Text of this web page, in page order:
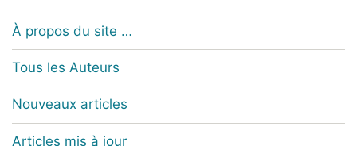
À propos du site …
Tous les Auteurs
Nouveaux articles
Articles mis à jour